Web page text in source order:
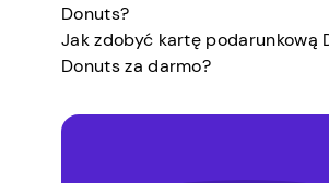
Donuts?
Jak zdobyć kartę podarunkową
Donuts za darmo?